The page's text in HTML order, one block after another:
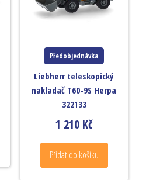
Předobjednávka
Liebherr teleskopický
nakladač T60-9S Herpa
322133
1 210 Kč
Přidat do košíku